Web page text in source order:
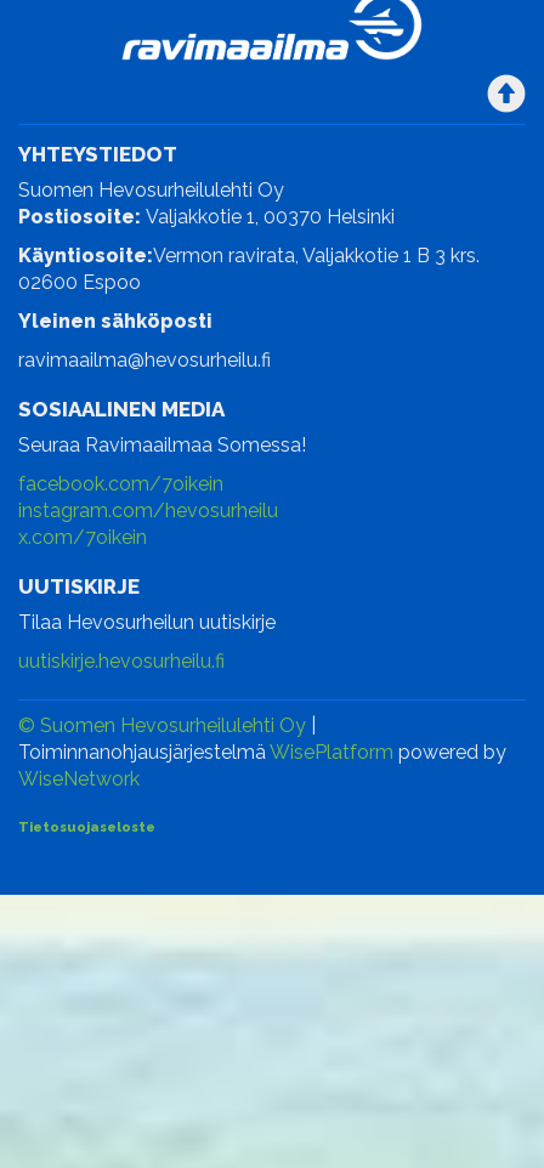
YHTEYSTIEDOT
Suomen Hevosurheilulehti Oy
Postiosoite: Valjakkotie 1, 00370 Helsinki
Käyntiosoite:Vermon ravirata, Valjakkotie 1 B 3 krs.
02600 Espoo
Yleinen sähköposti
ravimaailma@hevosurheilu.fi
SOSIAALINEN MEDIA
Seuraa Ravimaailmaa Somessa!
facebook.com/7oikein
instagram.com/hevosurheilu
x.com/7oikein
UUTISKIRJE
Tilaa Hevosurheilun uutiskirje
uutiskirje.hevosurheilu.fi
© Suomen Hevosurheilulehti Oy
ToiminnanohjausjärjestelmäWisePlatform powered by
WiseNetwork
Tietosuojaseloste